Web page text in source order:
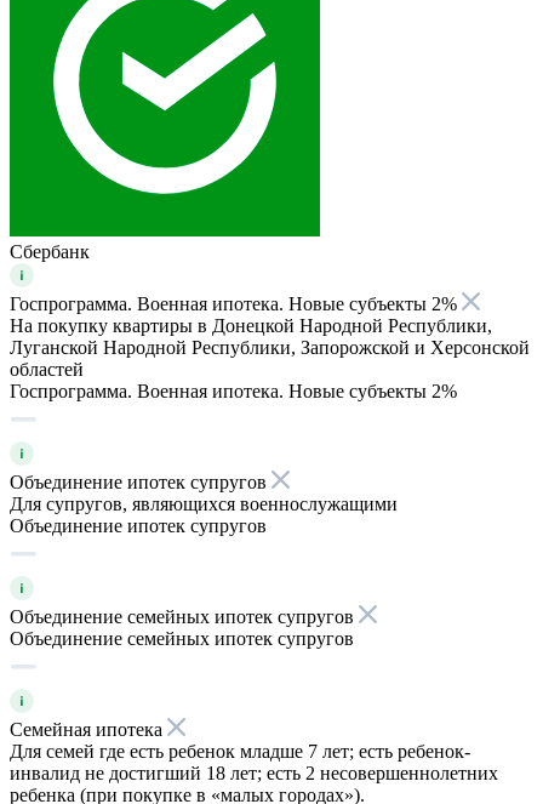
Сбербанк
Госпрограмма. Военная ипотека. Новые субъекты 2%
На покупку квартиры в Донецкой Народной Республики,
Луганской Народной Республики, Запорожской и Херсонской
областей
Госпрограмма. Военная ипотека. Новые субъекты 2%
Объединение ипотек супругов
Для супругов, являющихся военнослужащими
Объединение ипотек супругов
Объединение семейных ипотек супругов
Объединение семейных ипотек супругов
Семейная ипотека
Для семей где есть ребенок младше 7 лет; есть ребенок-
инвалид не достигший 18 лет; есть 2 несовершеннолетних
ребенка (при покупке в «малых городах»).